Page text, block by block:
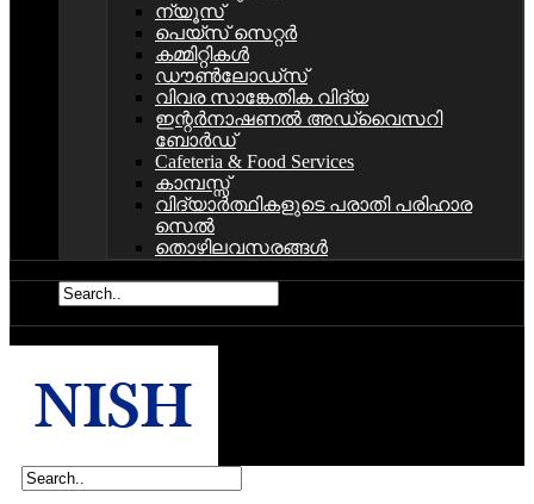
ന്യൂസ്
പെയ്സ് സെറ്റര്‍
കമ്മിറ്റികള്‍
ഡൗണ്‍ലോഡ്സ്
വിവര സാങ്കേതിക വിദ്യ
ഇന്റര്‍നാഷണല്‍ അഡ്വൈസറി
ബോര്‍ഡ്‌
Cafeteria & Food Services
കാമ്പസ്സ്
വിദ്യാര്‍ത്ഥികളുടെ പരാതി പരിഹാര
സെല്‍
തൊഴിലവസരങ്ങള്‍